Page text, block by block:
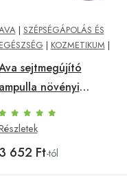
| SZÉPSÉGÁPOLÁS ÉS
EGÉSZSÉG | KOZMETIKUM |
sejtmegújító
ampulla növényi
őssejttel 30 ml
3 652 Ft-tól